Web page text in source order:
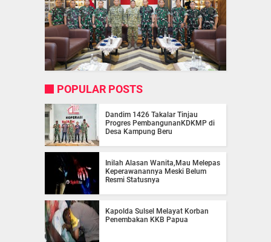
POPULAR POSTS
Dandim 1426 Takalar Tinjau
Progres PembangunanKDKMP di
Desa Kampung Beru
Inilah Alasan Wanita,Mau Melepas
Keperawanannya Meski Belum
Resmi Statusnya
Kapolda Sulsel Melayat Korban
Penembakan KKB Papua